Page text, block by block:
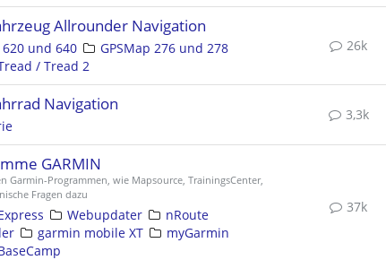
Allrounder Navigation
620 und 640
GPSMap 276 und 278
/ Tread 2
26k
Navigation
3,3k
GARMIN
Garmin-Programmen, wie Mapsource, TrainingsCenter,
Fragen dazu
Webupdater
nRoute
garmin mobile XT
myGarmin
37k